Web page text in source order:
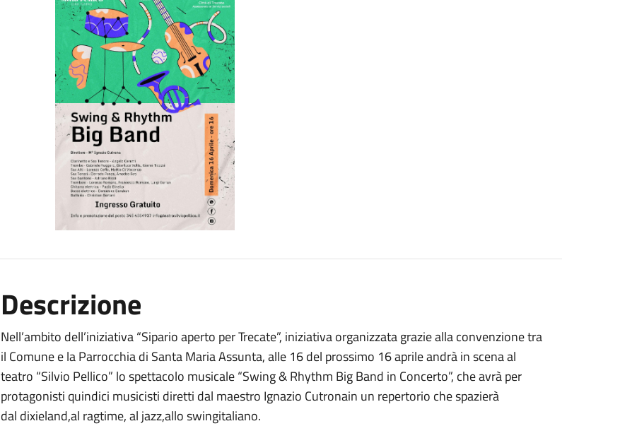
Descrizione
Nell’ambito dell’iniziativa “Sipario aperto per Trecate”, iniziativa organizzata grazie alla convenzione tra
il Comune e la Parrocchia di Santa Maria Assunta, alle 16 del prossimo 16 aprile andrà in scena al
teatro “Silvio Pellico” lo spettacolo musicale “Swing & Rhythm Big Band in Concerto”, che avrà per
protagonisti quindici musicisti diretti dal maestro Ignazio Cutronain un repertorio che spazierà
dal dixieland,al ragtime, al jazz,allo swingitaliano.